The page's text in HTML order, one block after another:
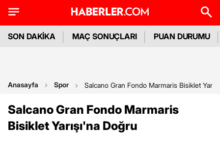
SON DAKİKA MAÇ SONUÇLARI PUAN DURUMU
Anasayfa Spor Salcano Gran Fondo Marmaris Bisiklet
Salcano Gran Fondo Marmaris
Bisiklet Yarışı'na Doğru